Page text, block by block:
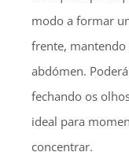
modo a formar
frente, mantendo
abdómen.
fechando os
ideal para
concentrar.